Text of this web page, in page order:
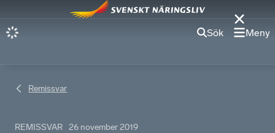
Sök Meny
Remissvar
REMISSVAR 26 november 2019